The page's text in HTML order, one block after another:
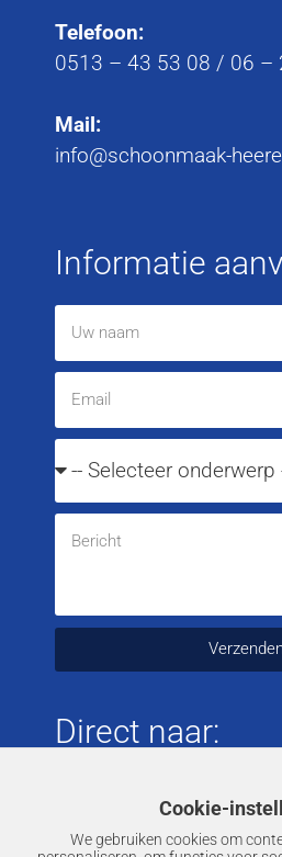
Telefoon:
0513 – 43 53 08 / 06 –
Mail:
info@schoonmaak-
Informatie
Direct naar:
Meubelreiniging
Harde vloeren
Cookie-
We gebruiken cookies om